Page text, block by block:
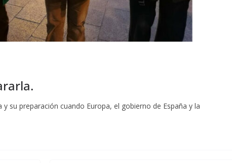
su preparación cuando Europa, el gobierno de España y la